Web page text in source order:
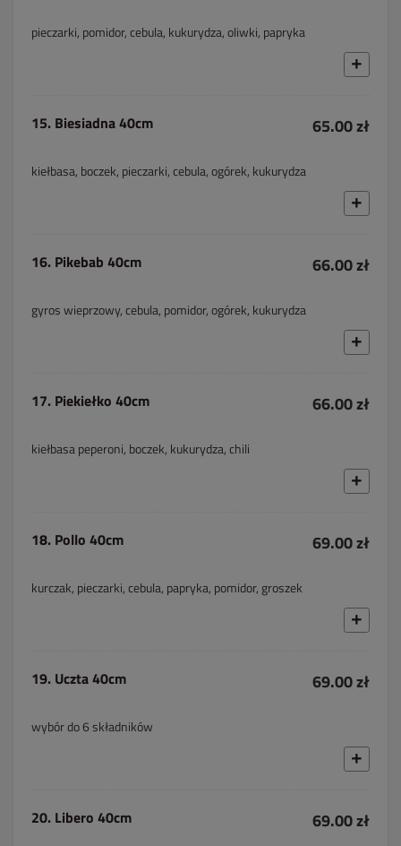
pieczarki, pomidor, cebula, kukurydza, oliwki, papryka
15. Biesiadna 40cm 65.00 zł
kiełbasa, boczek, pieczarki, cebula, ogórek, kukurydza
16. Pikebab 40cm 66.00 zł
gyros wieprzowy, cebula, pomidor, ogórek, kukurydza
17. Piekiełko 40cm 66.00 zł
kiełbasa peperoni, boczek, kukurydza, chili
18. Pollo 40cm 69.00 zł
kurczak, pieczarki, cebula, papryka, pomidor, groszek
19. Uczta 40cm 69.00 zł
wybór do 6 składników
20. Libero 40cm 69.00 zł